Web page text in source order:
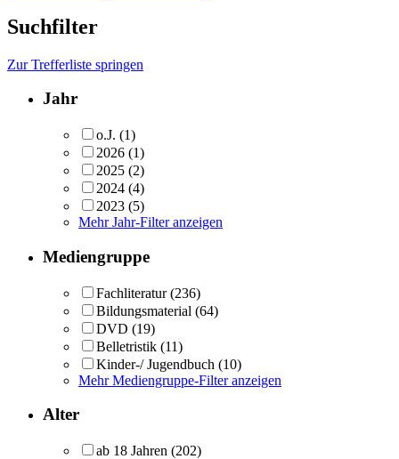
Suchfilter
Zur Trefferliste springen
Jahr
o.J. (1)
2026 (1)
2025 (2)
2024 (4)
2023 (5)
Mehr Jahr-Filter anzeigen
Mediengruppe
Fachliteratur (236)
Bildungsmaterial (64)
DVD (19)
Belletristik (11)
Kinder-/ Jugendbuch (10)
Mehr Mediengruppe-Filter anzeigen
Alter
ab 18 Jahren (202)